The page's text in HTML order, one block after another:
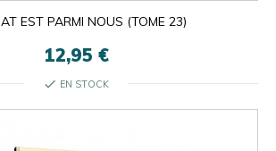
EST PARMI NOUS (TOME 23)
12,95 €
check EN STOCK